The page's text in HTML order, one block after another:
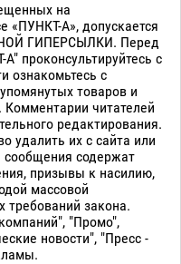
на
«ПУНКТ-А», допускается
ГИПЕРСЫЛКИ. Перед
проконсультируйтесь с
ознакомьтесь с
товаров и
Комментарии читателей
редактирования.
удалить их с сайта или
сообщения содержат
призывы к насилию,
массовой
закона.
"Промо",
новости", "Пресс -